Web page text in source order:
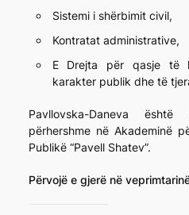
Sistemi i shërbimit civil,
Kontratat administrative,
E Drejta për qasje të
karakter publik dhe të
Pavllovska-Daneva
përhershme në Akademinë
Publikë “Pavell Shatev”.
Përvojë e gjerë në